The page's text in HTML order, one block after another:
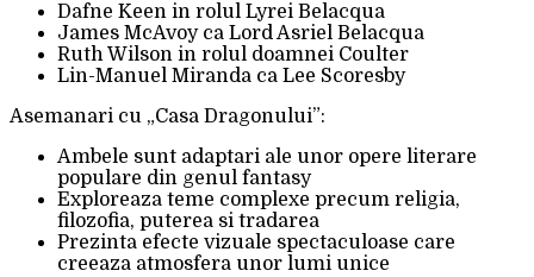
Dafne Keen in rolul Lyrei Belacqua
James McAvoy ca Lord Asriel Belacqua
Ruth Wilson in rolul doamnei Coulter
Lin-Manuel Miranda ca Lee Scoresby
Asemanari cu „Casa Dragonului”:
Ambele sunt adaptari ale unor opere literare
populare din genul fantasy
Exploreaza teme complexe precum religia,
filozofia, puterea si tradarea
Prezinta efecte vizuale spectaculoase care
creeaza atmosfera unor lumi unice